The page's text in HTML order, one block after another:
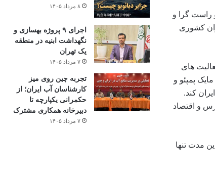
راست گرا و
کشوری
های
پمپئو و
کند.
و اقتصاد
مدت تنها
۸ مرداد ۱۴۰۵
اجرای ۹ پروژه بهسازی و
نگهداشت ابنیه در منطقه
یک تهران
۷ مرداد ۱۴۰۵
تجربه چین روی میز
کارشناسان آب ایران؛ از
حکمرانی یکپارچه تا
دبیرخانه همکاری مشترک
۷ مرداد ۱۴۰۵